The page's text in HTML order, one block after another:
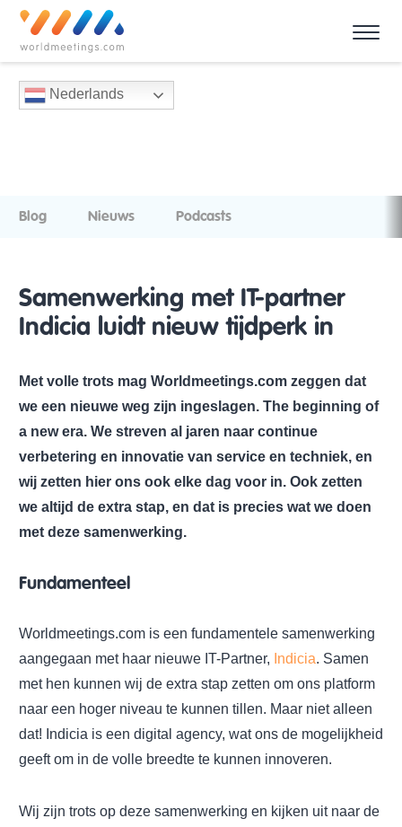
Nederlands
Blog Nieuws Podcasts
Samenwerking met IT-partner
Indicia luidt nieuw tijdperk in
Met volle trots mag Worldmeetings.com zeggen dat
we een nieuwe weg zijn ingeslagen. The beginning of
a new era. We streven al jaren naar continue
verbetering en innovatie van service en techniek, en
wij zetten hier ons ook elke dag voor in. Ook zetten
we altijd de extra stap, en dat is precies wat we doen
met deze samenwerking.
Fundamenteel
Worldmeetings.com is een fundamentele samenwerking
aangegaan met haar nieuwe IT-Partner, Indicia. Samen
met hen kunnen wij de extra stap zetten om ons platform
naar een hoger niveau te kunnen tillen. Maar niet alleen
dat! Indicia is een digital agency, wat ons de mogelijkheid
geeft om in de volle breedte te kunnen innoveren.
Wij zijn trots op deze samenwerking en kijken uit naar de